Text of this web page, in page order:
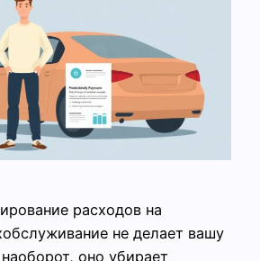
расходов на
не делает вашу
оно убирает